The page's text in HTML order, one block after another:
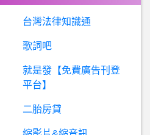
培緯IG 培緯IG
台灣法律知識通
歌詞吧
就是發【免費廣告刊登
平台】
二胎房貸